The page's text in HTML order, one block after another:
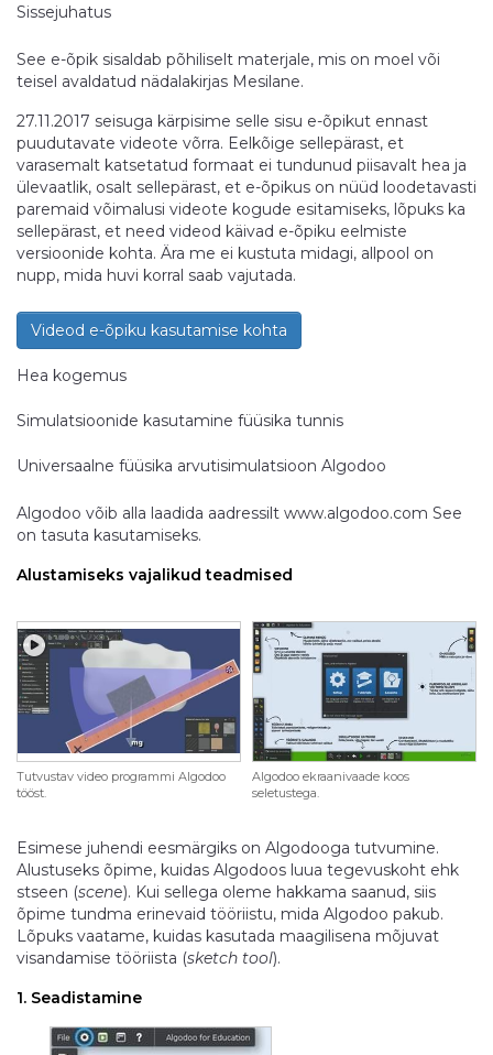
Sissejuhatus
See e-õpik sisaldab põhiliselt materjale, mis on moel või
teisel avaldatud nädalakirjas Mesilane.
27.11.2017 seisuga kärpisime selle sisu e-õpikut ennast
puudutavate videote võrra. Eelkõige sellepärast, et
varasemalt katsetatud formaat ei tundunud piisavalt hea ja
ülevaatlik, osalt sellepärast, et e-õpikus on nüüd loodetavasti
paremaid võimalusi videote kogude esitamiseks, lõpuks ka
sellepärast, et need videod käivad e-õpiku eelmiste
versioonide kohta. Ära me ei kustuta midagi, allpool on
nupp, mida huvi korral saab vajutada.
Videod e-õpiku kasutamise kohta
Hea kogemus
Simulatsioonide kasutamine füüsika tunnis
Universaalne füüsika arvutisimulatsioon Algodoo
Algodoo võib alla laadida aadressilt www.algodoo.com See
on tasuta kasutamiseks.
Alustamiseks vajalikud teadmised
Tutvustav video programmi Algodoo
tööst.
Algodoo ekraanivaade koos
seletustega.
Esimese juhendi eesmärgiks on Algodooga tutvumine.
Alustuseks õpime, kuidas Algodoos luua tegevuskoht ehk
stseen (scene). Kui sellega oleme hakkama saanud, siis
õpime tundma erinevaid tööriistu, mida Algodoo pakub.
Lõpuks vaatame, kuidas kasutada maagilisena mõjuvat
visandamise tööriista (sketch tool).
1. Seadistamine